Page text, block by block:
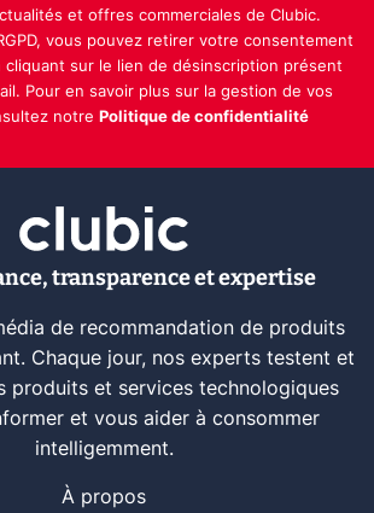
et offres commerciales de Clubic.
vous pouvez retirer votre consentement
cliquant sur le lien de désinscription présent
Pour en savoir plus sur la gestion de vos
notre Politique de confidentialité
transparence et expertise
de recommandation de produits
Chaque jour, nos experts testent et
produits et services technologiques
et vous aider à consommer
intelligemment.
À propos